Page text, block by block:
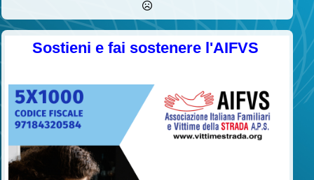
Sostieni e fai sostenere l'AIFVS